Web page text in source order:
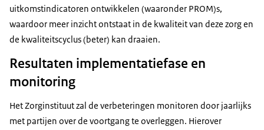
uitkomstindicatoren ontwikkelen (waaronder PROM)s,
waardoor meer inzicht ontstaat in de kwaliteit van deze zorg en
de kwaliteitscyclus (beter) kan draaien.
Resultaten implementatiefase en
monitoring
Het Zorginstituut zal de verbeteringen monitoren door jaarlijks
met partijen over de voortgang te overleggen. Hierover